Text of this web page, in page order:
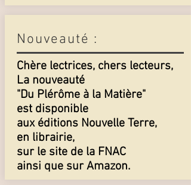
Nouveauté :
Chère lectrices, chers lecteurs,
La nouveauté
"Du Plérôme à la Matière"
est disponible
aux éditions Nouvelle Terre,
en librairie,
sur le site de la FNAC
ainsi que sur Amazon.